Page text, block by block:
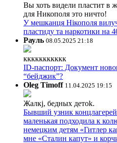
Вы хоть видели пластит в
для Никополя это ничто!
У мешканця Нікополя
пластиду та наркотики на
Рауль 08.05.2025 21:18
ккккккккккк
ID-паспорт: Документ
“бейджик”?
Oleg Timoff 11.04.2025 19:15
Жалкj, бедных детok.
Бывший узник
маленькая подходила к
немецким детям «Гитлер
мне «Сталин капут» и